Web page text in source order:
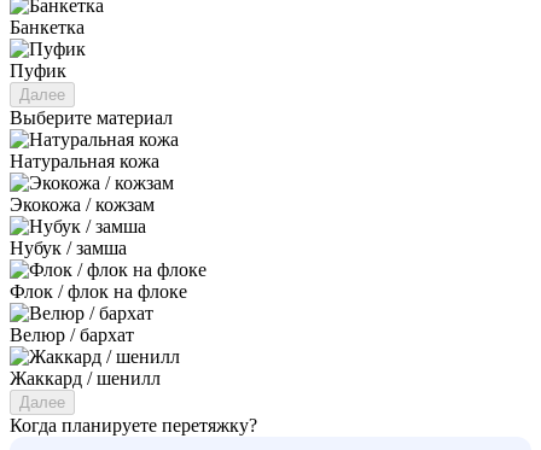
Банкетка
Пуфик
Далее
Выберите материал
Натуральная кожа
Экокожа / кожзам
Нубук / замша
Флок / флок на флоке
Велюр / бархат
Жаккард / шенилл
Далее
Когда планируете перетяжку?